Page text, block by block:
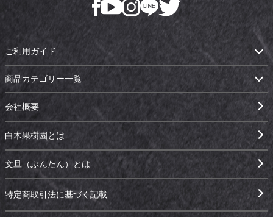
ご利用ガイド
商品カテゴリー一覧
会社概要
白木果樹園とは
文旦（ぶんたん）とは
特定商取引法に基づく記載